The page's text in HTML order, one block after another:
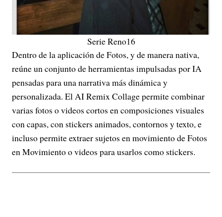
Serie Reno16
Dentro de la aplicación de Fotos, y de manera nativa,
reúne un conjunto de herramientas impulsadas por IA
pensadas para una narrativa más dinámica y
personalizada. El AI Remix Collage permite combinar
varias fotos o videos cortos en composiciones visuales
con capas, con stickers animados, contornos y texto, e
incluso permite extraer sujetos en movimiento de Fotos
en Movimiento o videos para usarlos como stickers.